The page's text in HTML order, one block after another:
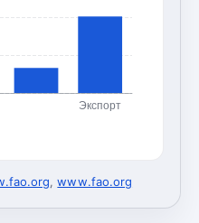
Экспорт
,www.fao.org